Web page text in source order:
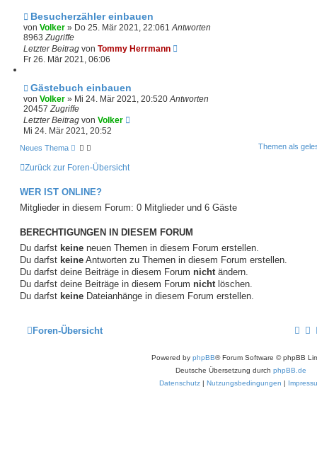
Besucherzähler einbauen
von Volker » Do 25. Mär 2021, 22:061Antworten
8963Zugriffe
Letzter Beitrag von Tommy Herrmann
Fr 26. Mär 2021, 06:06
Gästebuch einbauen
von Volker » Mi 24. Mär 2021, 20:520Antworten
20457Zugriffe
Letzter Beitrag von Volker
Mi 24. Mär 2021, 20:52
Neues Thema Themen als
Zurück zur Foren-Übersicht
WER IST ONLINE?
Mitglieder in diesem Forum: 0 Mitglieder und 6 Gäste
BERECHTIGUNGEN IN DIESEM FORUM
Du darfst keine neuen Themen in diesem Forum erstellen.
Du darfst keine Antworten zu Themen in diesem Forum erstellen.
Du darfst deine Beiträge in diesem Forum nichtändern.
Du darfst deine Beiträge in diesem Forum nichtlöschen.
Du darfst keine Dateianhänge in diesem Forum erstellen.
Foren-Übersicht
Powered by phpBB® Forum Software © phpBB
Deutsche Übersetzung durch phpBB.de
Datenschutz| Nutzungsbedingungen |